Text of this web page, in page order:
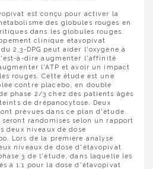
est conçu pour activer la
des globules rouges en
dans les globules rouges.
clinique etavopivat
2,3-DPG peut aider l'oxygène à
à-dire augmenter l'affinité
l'ATP et avoir un impact
rouges. Cette étude est une
contre placebo, en double
phase 2/3 chez des patients âgés
de drépanocytose. Deux
prévues dans ce plan d'étude.
randomisés selon un rapport
deux niveaux de dose
Lors de la première analyse
niveaux de dose d'étavopivat
3 de l'étude, dans laquelle les
à 1:1 pour la dose d'étavopivat